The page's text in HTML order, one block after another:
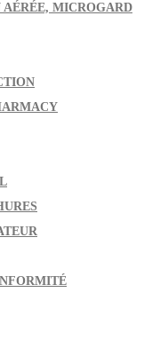
MICROGARD